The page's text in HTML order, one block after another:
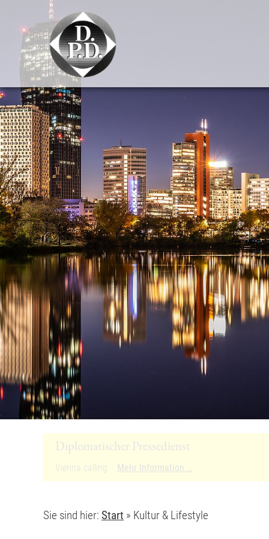
Sie sind hier: Start » Kultur & Lifestyle